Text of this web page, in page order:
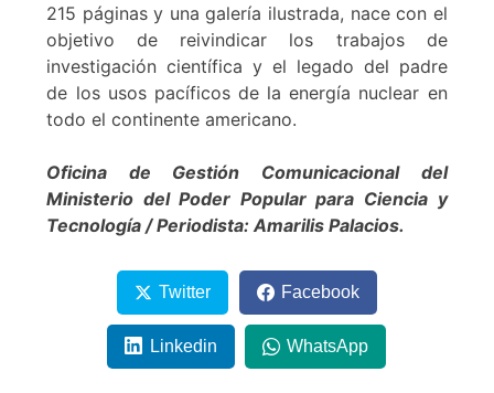
215 páginas y una galería ilustrada, nace con el
objetivo de reivindicar los trabajos de
investigación científica y el legado del padre
de los usos pacíficos de la energía nuclear en
todo el continente americano.
Oficina de Gestión Comunicacional del
Ministerio del Poder Popular para Ciencia y
Tecnología / Periodista: Amarilis Palacios.
Twitter Facebook
Linkedin WhatsApp